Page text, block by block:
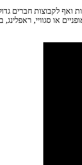
ואף לקבוצות חברים
או סגוויי,